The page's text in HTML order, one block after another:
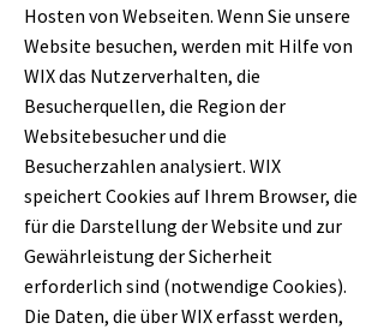
Hosten von Webseiten. Wenn Sie unsere
Website besuchen, werden mit Hilfe von
WIX das Nutzerverhalten, die
Besucherquellen, die Region der
Websitebesucher und die
Besucherzahlen analysiert. WIX
speichert Cookies auf Ihrem Browser, die
für die Darstellung der Website und zur
Gewährleistung der Sicherheit
erforderlich sind (notwendige Cookies).
Die Daten, die über WIX erfasst werden,